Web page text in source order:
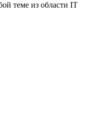
теме из области IT